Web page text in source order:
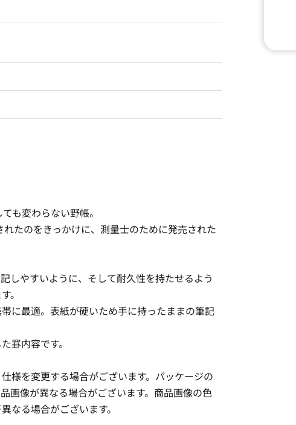
も変わらない野帳。
たのをきっかけに、測量士のために発売された
しやすいように、そして耐久性を持たせるよう
。
に最適。表紙が硬いため手に持ったままの筆記
罫内容です。
様を変更する場合がございます。パッケージの
画像が異なる場合がございます。商品画像の色
なる場合がございます。